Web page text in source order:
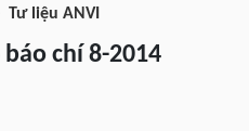
Tư liệu ANVI
chí 8-2014